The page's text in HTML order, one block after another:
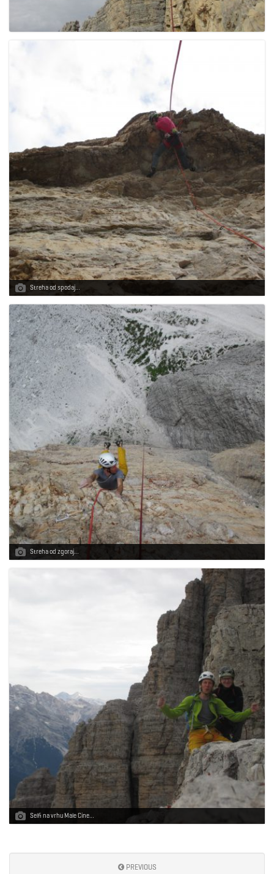
Streha od spodaj…
Streha od zgoraj…
Selfi na vrhu Male Cine…
PREVIOUS